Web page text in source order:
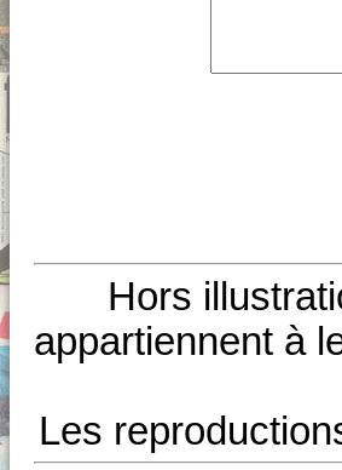
Hors
appartiennent à
Les